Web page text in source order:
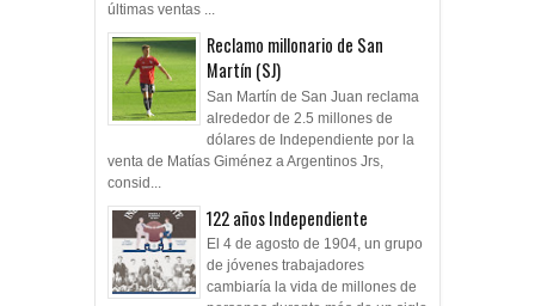
últimas ventas ...
Reclamo millonario de San
Martín (SJ)
San Martín de San Juan reclama
alrededor de 2.5 millones de
dólares de Independiente por la
venta de Matías Giménez a Argentinos Jrs,
consid...
122 años Independiente
El 4 de agosto de 1904, un grupo
de jóvenes trabajadores
cambiaría la vida de millones de